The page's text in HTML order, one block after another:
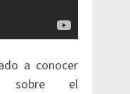
a conocer
sobre el